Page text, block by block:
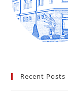
Recent Posts